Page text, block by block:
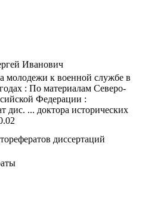
Иванович
молодежи к военной службе в
: По материалам Северо-
Федерации :
дис. ... доктора исторических
диссертаций